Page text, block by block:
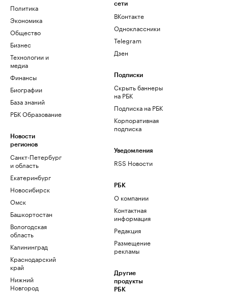
Политика
Экономика
Общество
Бизнес
Технологии и
медиа
Финансы
Биографии
База знаний
РБК Образование
Новости
регионов
Санкт-Петербург
и область
Екатеринбург
Новосибирск
Омск
Башкортостан
Вологодская
область
Калининград
Краснодарский
край
Нижний
Новгород
сети
ВКонтакте
Одноклассники
Telegram
Дзен
Подписки
Скрыть баннеры
на РБК
Подписка на РБК
Корпоративная
подписка
Уведомления
RSS Новости
РБК
О компании
Контактная
информация
Редакция
Размещение
рекламы
Другие
продукты
РБК